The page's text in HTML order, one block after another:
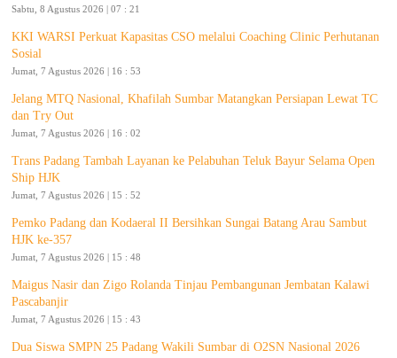
Sabtu, 8 Agustus 2026 | 07 : 21
KKI WARSI Perkuat Kapasitas CSO melalui Coaching Clinic Perhutanan
Sosial
Jumat, 7 Agustus 2026 | 16 : 53
Jelang MTQ Nasional, Khafilah Sumbar Matangkan Persiapan Lewat TC
dan Try Out
Jumat, 7 Agustus 2026 | 16 : 02
Trans Padang Tambah Layanan ke Pelabuhan Teluk Bayur Selama Open
Ship HJK
Jumat, 7 Agustus 2026 | 15 : 52
Pemko Padang dan Kodaeral II Bersihkan Sungai Batang Arau Sambut
HJK ke-357
Jumat, 7 Agustus 2026 | 15 : 48
Maigus Nasir dan Zigo Rolanda Tinjau Pembangunan Jembatan Kalawi
Pascabanjir
Jumat, 7 Agustus 2026 | 15 : 43
Dua Siswa SMPN 25 Padang Wakili Sumbar di O2SN Nasional 2026